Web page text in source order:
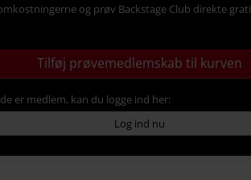
og prøv Backstage Club direkte
Tilføj prøvemedlemskab til kurven
er medlem, kan du logge ind her:
Log ind nu